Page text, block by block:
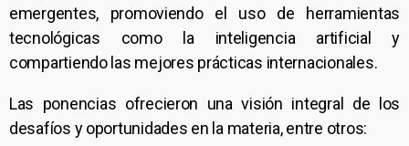
emergentes, promoviendo el uso de herramientas
tecnológicas como la inteligencia artificial y
compartiendo las mejores prácticas internacionales.
Las ponencias ofrecieron una visión integral de los
desafíos y oportunidades en la materia, entre otros: